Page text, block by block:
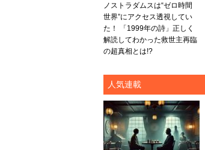
ノストラダムスは“ゼロ時間
世界”にアクセス透視してい
た！ 「1999年の詩」正しく
解読してわかった救世主再臨
の超真相とは!?
人気連載